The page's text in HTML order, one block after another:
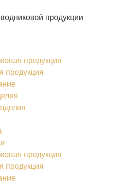
продукции
продукция
продукция
продукция
продукция